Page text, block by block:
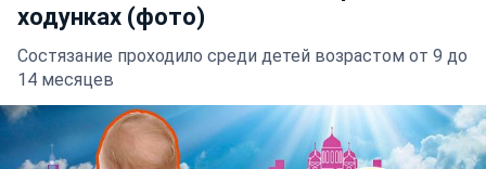
ходунках (фото)
Состязание проходило среди детей возрастом от 9 до
14 месяцев